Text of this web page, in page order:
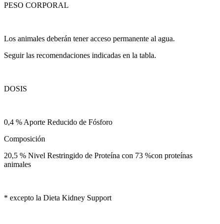
PESO CORPORAL
Los animales deberán tener acceso permanente al agua.
Seguir las recomendaciones indicadas en la tabla.
DOSIS
0,4 % Aporte Reducido de Fósforo
Composición
20,5 % Nivel Restringido de Proteína con 73 %con proteínas
animales
* excepto la Dieta Kidney Support